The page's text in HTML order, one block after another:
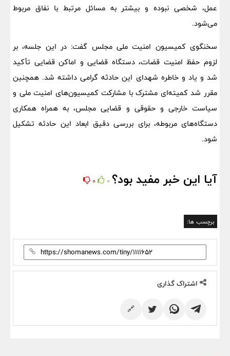
عمل، شخصی نبوده و بیشتر به مسائل مرتبط با نفاق مربوط
می‌شود.
سخنگوی کمیسیون امنیت ملی مجلس گفت: در این جلسه، بر
لزوم حفظ امنیت قضات، دستگاه قضایی و اماکن قضایی تأکید
شد و یاد و خاطره شهدای این حادثه گرامی داشته شد. همچنین
مقرر شد کمیته‌ای مشترک با مشارکت کمیسیون‌های امنیت ملی و
سیاست خارجی و حقوقی و قضایی مجلس، به همراه همکاری
دستگاه‌های مربوطه، برای بررسی دقیق ابعاد این حادثه تشکیل
شود.
آیا این خبر مفید بود؟ 0
0
برچسب ها:
اشتراک گذاری
🔗